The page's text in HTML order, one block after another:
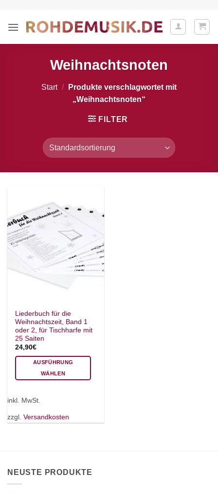
springen
Weihnachtsnoten
Start /
Produkte verschlagwortet mit
„Weihnachtsnoten“
FILTER
Liederbuch für die
Weihnachtszeit, Band 1
oder 2, für Tischharfe mit
25 Saiten
24,90€
AUSFÜHRUNG
WÄHLEN
mehrere
auf
inkl. MwSt.
zzgl. Versandkosten
NEUSTE PRODUKTE